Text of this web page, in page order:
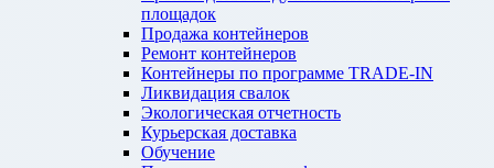
площадок
Продажа контейнеров
Ремонт контейнеров
Контейнеры по программе TRADE-IN
Ликвидация свалок
Экологическая отчетность
Курьерская доставка
Обучение